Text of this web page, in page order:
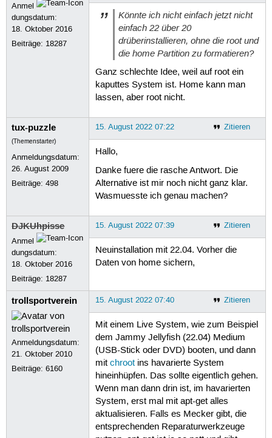
Anmel
dungsdatum:
18. Oktober 2016
Beiträge: 18287
Könnte ich nicht einfach jetzt nicht
einfach 22 über 20
drüberinstallieren, ohne die root und
die home Partition zu formatieren?
Ganz schlechte Idee, weil auf root ein
kaputtes System ist. Home kann man
lassen, aber root nicht.
tux-puzzle
(Themenstarter)
Anmeldungsdatum:
26. August 2009
Beiträge:498
Zitieren
15. August 2022 07:22
Hallo,
Danke fuere die rasche Antwort. Die
Alternative ist mir noch nicht ganz klar.
Wasmuesste ich genau machen?
DJKUhpisse
Anmel
dungsdatum:
18. Oktober 2016
Beiträge: 18287
Zitieren
15. August 2022 07:39
Neuinstallation mit 22.04. Vorher die
Daten von home sichern,
trollsportverein
Anmeldungsdatum:
21. Oktober 2010
Beiträge:6160
Zitieren
15. August 2022 07:40
Mit einem Live System, wie zum Beispiel
dem Jammy Jellyfish (22.04) Medium
(USB-Stick oder DVD) booten, und dann
mit chrootins havarierte System
hineinhüpfen. Das sollte eigentlich gehen.
Wenn man dann drin ist, im havarierten
System, erst mal mit apt-get alles
aktualisieren. Falls es Mecker gibt, die
entsprechenden Reparaturwerkzeuge